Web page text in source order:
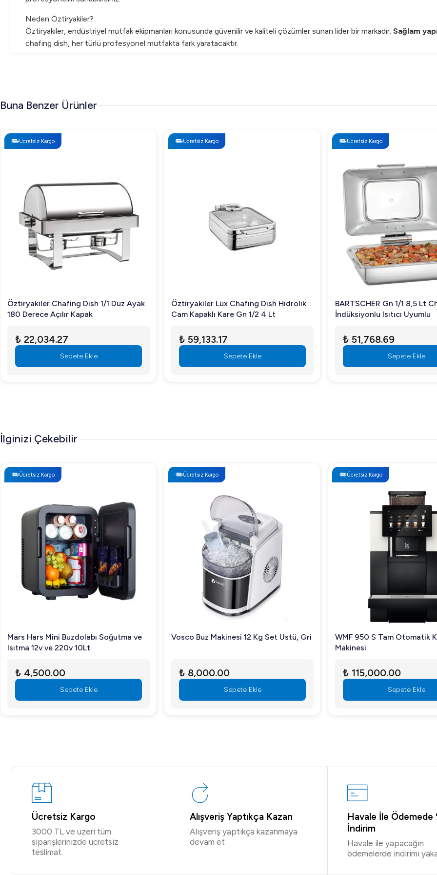
Neden Öztiryakiler?
Öztiryakiler, endüstriyel mutfak ekipmanları konusunda güvenilir ve kaliteli çözümler sunan lider bir markadır. Sağlam
chafing dish, her türlü profesyonel mutfakta fark yaratacaktır.
Buna Benzer Ürünler
Ücretsiz Kargo
Öztiryakiler Chafing Dish 1/1 Düz Ayak
180 Derece Açılır Kapak
₺ 22,034.27
Sepete Ekle
Ücretsiz Kargo
Öztiryakiler Lüx Chafıng Dısh Hidrolik
Cam Kapaklı Kare Gn 1/2 4 Lt
₺ 59,133.17
Sepete Ekle
Ücretsiz Kargo
BARTSCHER Gn 1/1 8,5 Lt
İndüksiyonlu Isıtıcı Uyumlu
₺ 51,768.69
Sepete Ekle
İlginizi Çekebilir
Ücretsiz Kargo
Mars Hars Mini Buzdolabı Soğutma ve
Isıtma 12v ve 220v 10Lt
₺ 4,500.00
Sepete Ekle
Ücretsiz Kargo
Vosco Buz Makinesi 12 Kg Set Üstü, Gri
₺ 8,000.00
Sepete Ekle
Ücretsiz Kargo
WMF 950 S Tam Otomatik
Makinesi
₺ 115,000.00
Sepete Ekle
Ücretsiz Kargo
3000 TL ve üzeri tüm
siparişlerinizde ücretsiz
teslimat.
Alışveriş Yaptıkça Kazan
Alışveriş yaptıkça kazanmaya
devam et
Havale İle Ödemede
İndirim
Havale ile yapacağın
ödemelerde indirimi